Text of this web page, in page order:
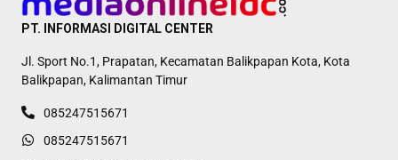
PT. INFORMASI DIGITAL CENTER
Jl. Sport No.1, Prapatan, Kecamatan Balikpapan Kota, Kota
Balikpapan, Kalimantan Timur
085247515671
085247515671